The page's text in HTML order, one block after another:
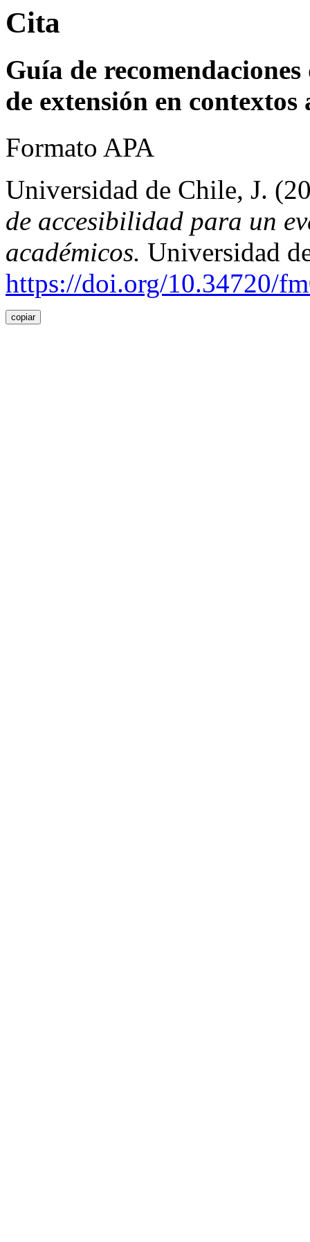
Cita
Guía de
de extensión en contextos
Formato APA
Universidad de Chile, J.
de accesibilidad para un
académicos. Universidad
https://doi.org/10.34720/
copiar